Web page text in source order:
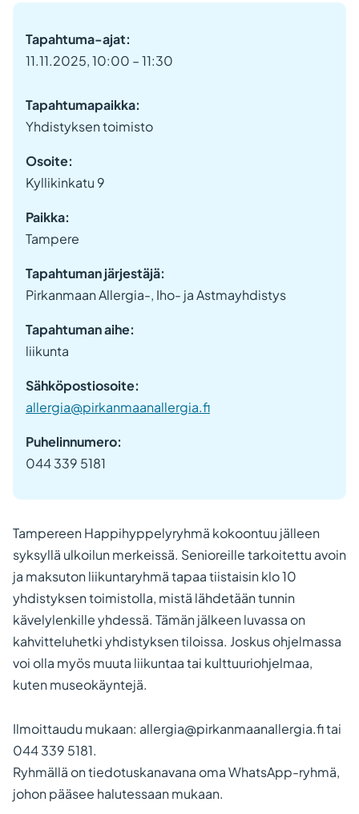
Tapahtuma-ajat:
11.11.2025, 10:00 – 11:30
Tapahtumapaikka:
Yhdistyksen toimisto
Osoite:
Kyllikinkatu 9
Paikka:
Tampere
Tapahtuman järjestäjä:
Pirkanmaan Allergia-, Iho- ja Astmayhdistys
Tapahtuman aihe:
liikunta
Sähköpostiosoite:
allergia@pirkanmaanallergia.fi
Puhelinnumero:
044 339 5181
Tampereen Happihyppelyryhmä kokoontuu jälleen
syksyllä ulkoilun merkeissä. Senioreille tarkoitettu avoin
ja maksuton liikuntaryhmä tapaa tiistaisin klo 10
yhdistyksen toimistolla, mistä lähdetään tunnin
kävelylenkille yhdessä. Tämän jälkeen luvassa on
kahvitteluhetki yhdistyksen tiloissa. Joskus ohjelmassa
voi olla myös muuta liikuntaa tai kulttuuriohjelmaa,
kuten museokäyntejä.
Ilmoittaudu mukaan: allergia@pirkanmaanallergia.fi tai
044 339 5181.
Ryhmällä on tiedotuskanavana oma WhatsApp-ryhmä,
johon pääsee halutessaan mukaan.